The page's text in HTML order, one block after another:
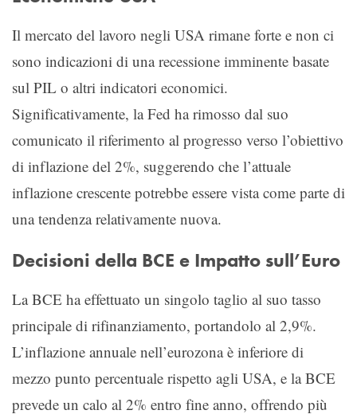
Il mercato del lavoro negli USA rimane forte e non ci
sono indicazioni di una recessione imminente basate
sul PIL o altri indicatori economici.
Significativamente, la Fed ha rimosso dal suo
comunicato il riferimento al progresso verso l’obiettivo
di inflazione del 2%, suggerendo che l’attuale
inflazione crescente potrebbe essere vista come parte di
una tendenza relativamente nuova.
Decisioni della BCE e Impatto sull’Euro
La BCE ha effettuato un singolo taglio al suo tasso
principale di rifinanziamento, portandolo al 2,9%.
L’inflazione annuale nell’eurozona è inferiore di
mezzo punto percentuale rispetto agli USA, e la BCE
prevede un calo al 2% entro fine anno, offrendo più